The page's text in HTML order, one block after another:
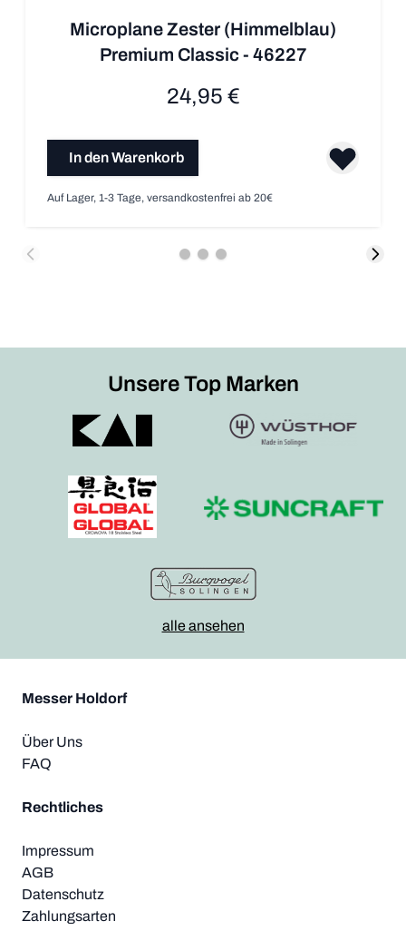
Microplane Zester (Himmelblau)
Premium Classic - 46227
24,95 €
In den Warenkorb
Auf Lager, 1-3 Tage, versandkostenfrei ab 20€
Unsere Top Marken
alle ansehen
Messer Holdorf
Über Uns
FAQ
Rechtliches
Impressum
AGB
Datenschutz
Zahlungsarten